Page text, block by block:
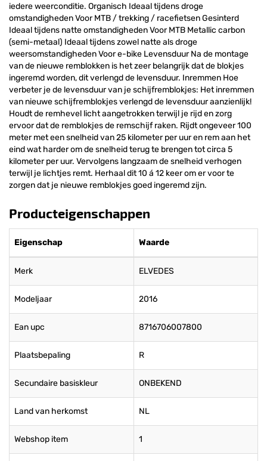
iedere weerconditie. Organisch Ideaal tijdens droge
omstandigheden Voor MTB / trekking / racefietsen Gesinterd
Ideaal tijdens natte omstandigheden Voor MTB Metallic carbon
(semi-metaal) Ideaal tijdens zowel natte als droge
weersomstandigheden Voor e-bike Levensduur Na de montage
van de nieuwe remblokken is het zeer belangrijk dat de blokjes
ingeremd worden, dit verlengd de levensduur. Inremmen Hoe
verbeter je de levensduur van je schijfremblokjes: Het inremmen
van nieuwe schijfremblokjes verlengd de levensduur aanzienlijk!
Houdt de remhevel licht aangetrokken terwijl je rijd en zorg
ervoor dat de remblokjes de remschijf raken. Rijdt ongeveer 100
meter met een snelheid van 25 kilometer per uur en rem aan het
eind wat harder om de snelheid terug te brengen tot circa 5
kilometer per uur. Vervolgens langzaam de snelheid verhogen
terwijl je lichtjes remt. Herhaal dit 10 á 12 keer om er voor te
zorgen dat je nieuwe remblokjes goed ingeremd zijn.
Producteigenschappen
Eigenschap Waarde
Merk ELVEDES
Modeljaar 2016
Ean upc 8716706007800
Plaatsbepaling R
Secundaire basiskleur ONBEKEND
Land van herkomst NL
Webshop item 1